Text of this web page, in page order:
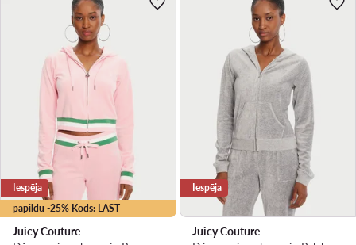
papildu -25% Kods: LAST
Iespēja
Juicy Couture
Iespēja
Juicy Couture